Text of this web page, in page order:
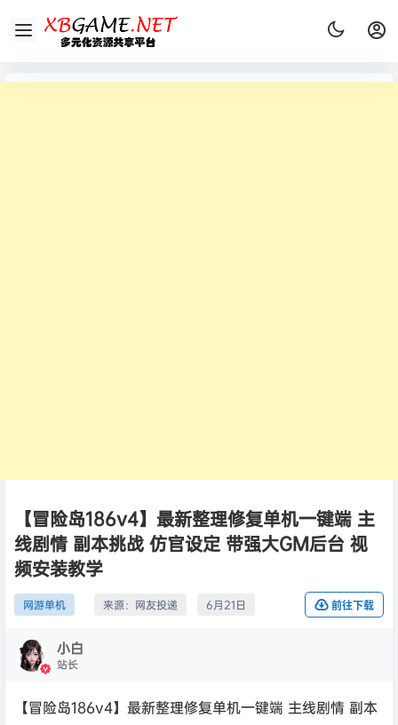
【冒险岛186v4】最新整理修复单机一键端 主
线剧情 副本挑战 仿官设定 带强大GM后台 视
频安装教学
网游单机 来源： 网友投递 6月21日 前往下载
小白
站长
【冒险岛186v4】最新整理修复单机一键端 主线剧情 副本